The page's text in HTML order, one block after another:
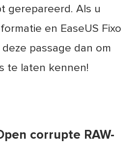
gerepareerd. Als u
en EaseUS Fixo
passage dan om
te laten kennen!
corrupte RAW-